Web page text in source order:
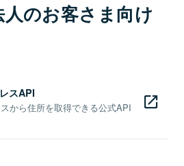
のお客さま向け
スAPI
から住所を取得できる公式API